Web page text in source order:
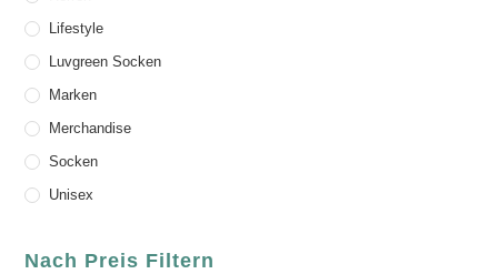
Lifestyle
Luvgreen Socken
Marken
Merchandise
Socken
Unisex
Nach Preis Filtern